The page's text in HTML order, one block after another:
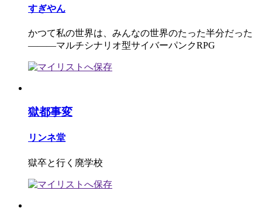
すぎやん
かつて私の世界は、みんなの世界のたった半分だった
―――マルチシナリオ型サイバーパンクRPG
獄都事変
リンネ堂
獄卒と行く廃学校